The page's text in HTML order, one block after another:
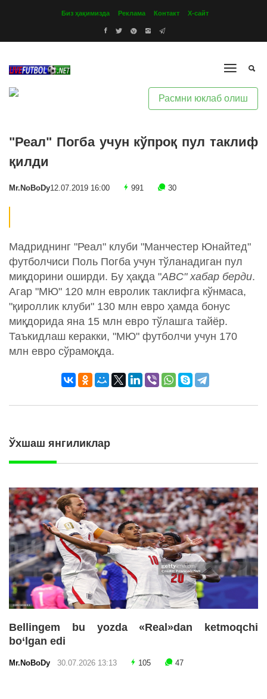
Биз ҳақимизда Реклама Контакт Х-сайт
Расмни юклаб олиш
"Реал" Погба учун кўпроқ пул таклиф
қилди
Mr.NoBoDy12.07.2019 16:00 991 30
Мадриднинг "Реал" клуби "Манчестер Юнайтед"
футболчиси Поль Погба учун тўланадиган пул
миқдорини оширди. Бу ҳақда "ABC" хабар берди.
Агар "МЮ" 120 млн евролик таклифга кўнмаса,
"қироллик клуби" 130 млн евро ҳамда бонус
миқдорида яна 15 млн евро тўлашга тайёр.
Таъкидлаш керакки, "МЮ" футболчи учун 170
млн евро сўрамоқда.
Ўхшаш янгиликлар
Bellingem bu yozda «Real»dan ketmoqchi
bo‘lgan edi
Mr.NoBoDy 30.07.2026 13:13 105 47